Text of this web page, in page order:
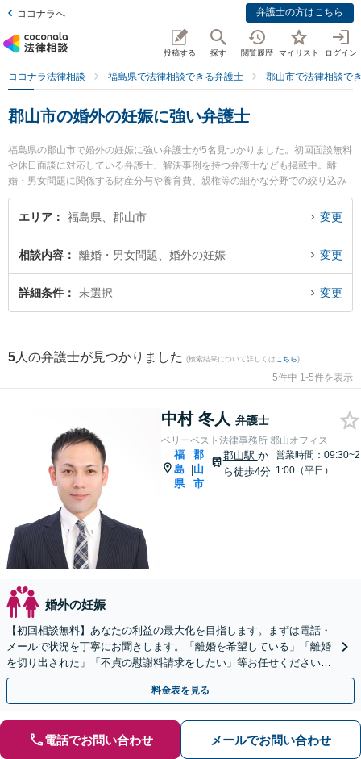
ココナラへ 弁護士の方はこちら
投稿する 探す 閲覧履歴 マイリスト ログイン
ココナラ法律相談 福島県で法律相談できる弁護士 郡山市で法律相談で
郡山市の婚外の妊娠に強い弁護士
福島県の郡山市で婚外の妊娠に強い弁護士が5名見つかりました。初回面談無料
や休日面談に対応している弁護士、解決事例を持つ弁護士なども掲載中。離
婚・男女問題に関係する財産分与や養育費、親権等の細かな分野での絞り込み
検索もでき便利です。特にベリーベスト法律事務所 郡山オフィスの中村 冬人弁
護士や弁護士法人アルマ郡山法律事務所の三瓶 正弁護士、令法律事務所の平間
談したい』『婚外の妊娠のトラブル解決の実績豊富な近くの弁護士を検索した
い』『初回相談無料で婚外の妊娠を法律相談できる郡山市内の弁護士に相談予
約したい』などでお困りの相談者さんにおすすめです。
エリア 福島県、郡山市 変更
相談内容 離婚・男女問題、婚外の妊娠 変更
詳細条件 未選択 変更
5 人の弁護士が見つかりました (検索結果について詳しくは こちら)
5件中 1-5件を表示
中村 冬人 弁護士
ベリーベスト法律事務所 郡山オフィス
福
島
県
|
郡
山
市
郡山駅 か
ら徒歩4分
営業時間：09:30~2
1:00（平日）
婚外の妊娠
【初回相談無料】あなたの利益の最大化を目指します。まずは電話・
メールで状況を丁寧にお聞きします。「離婚を希望している」「離婚
を切り出された」「不貞の慰謝料請求をしたい」等お任せください。
【リーズナブルな料金設定】
料金表を見る
電話でお問い合わせ メールでお問い合わせ